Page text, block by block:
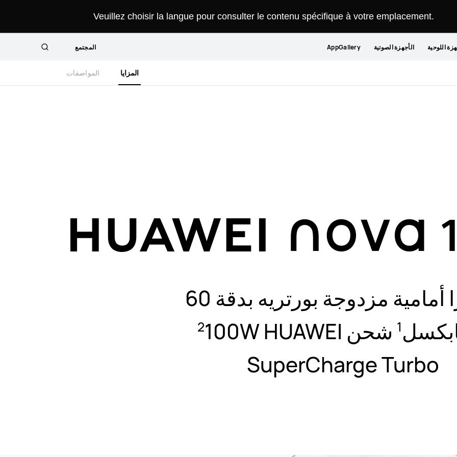
Veuillez choisir la langue pour consulter le contenu spécifique à votre emplacement.
اللوحية الأجهزة الصوتية AppGallery المجتمع
المزايا المواصفات
كاميرا أمامية مزدوجة بورتريه بدقة 60
1 شحن 2100W HUAWEI
SuperCharge Turbo